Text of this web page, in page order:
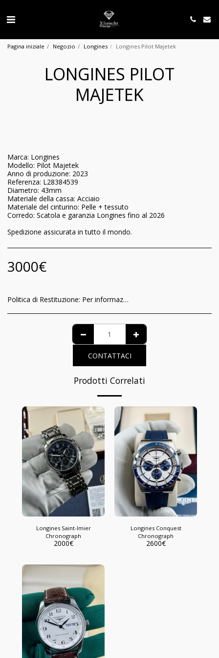
Pagina iniziale Negozio Longines Longines Pilot Majetek
LONGINES PILOT
MAJETEK
Marca: Longines
Modello: Pilot Majetek
Anno di produzione: 2023
Referenza: L28384539
Diametro: 43mm
Materiale della cassa: Acciaio
Materiale del cinturino: Pelle + tessuto
Corredo: Scatola e garanzia Longines fino al 2026
Spedizione assicurata in tutto il mondo.
3000€
Politica di Restituzione: Per informazioni relative al riconoscimento per il consumatore della garanzia di funzionamento e delle modalità di recesso del contratto, è possibile visionare l’informativa completa nella pagina dedicata al seguente link: https://www.iltempodeiprincipi.it/terms
CONTATTACI
Prodotti Correlati
Longines Saint-Imier
Chronograph
2000€
Longines Conquest
Chronograph
2600€